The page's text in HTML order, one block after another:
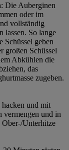
Die Auberginen
oder im
vollständig
lassen. So lange
Schüssel geben
großen Schüssel
Abkühlen die
das
zugeben.
und mit
und in
Unterhitze